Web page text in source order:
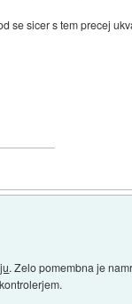
sicer s tem precej
. Zelo pomembna je